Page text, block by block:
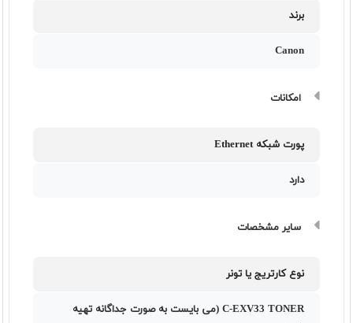
برند
Canon
امکانات
پورت شبکه Ethernet
دارد
سایر مشخصات
نوع کارتریج یا تونر
C-EXV33 TONER (می بایست به صورت جداگانه تهیه